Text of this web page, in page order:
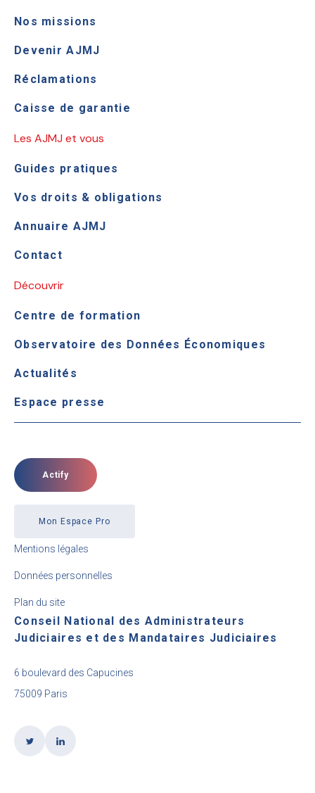
Nos missions
Devenir AJMJ
Réclamations
Caisse de garantie
Les AJMJ et vous
Guides pratiques
Vos droits & obligations
Annuaire AJMJ
Contact
Découvrir
Centre de formation
Observatoire des Données Économiques
Actualités
Espace presse
Actify
Mon Espace Pro
Mentions légales
Données personnelles
Plan du site
Conseil National des Administrateurs
Judiciaires et des Mandataires Judiciaires
6 boulevard des Capucines
75009 Paris